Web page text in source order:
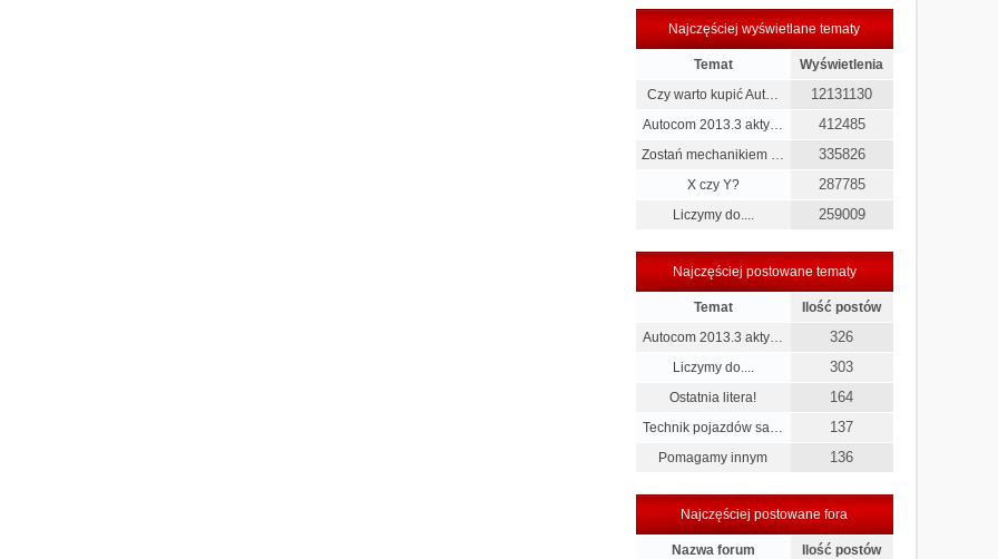
Najczęściej wyświetlane tematy
Temat
Wyświetlenia
Czy warto kupić Aut…
12131130
Autocom 2013.3 akty… 412485
Zostań mechanikiem … 335826
X czy Y? 287785
Liczymy do.... 259009
Najczęściej postowane tematy
Temat
Ilość postów
Autocom 2013.3 akty…
326
Liczymy do.... 303
Ostatnia litera! 164
Technik pojazdów sa… 137
Pomagamy innym 136
Najczęściej postowane fora
Nazwa forum
Ilość postów